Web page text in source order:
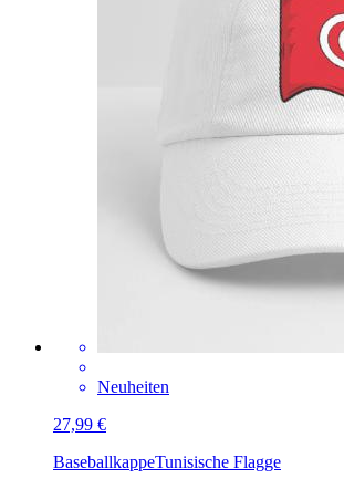
Neuheiten
27,99 €
BaseballkappeTunisische Flagge